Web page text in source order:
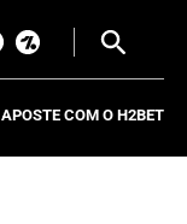
APOSTE COM O H2BET